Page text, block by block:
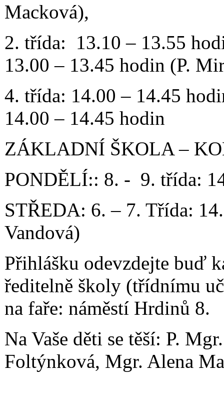
Macková),
2. třída: 13.10 – 13.55
13.00 – 13.45 hodin (P.
4. třída: 14.00 – 14.45
14.00 – 14.45 hodin
ZÁKLADNÍ ŠKOLA –
PONDĚLÍ:: 8. - 9. třída:
STŘEDA: 6. – 7. Třída:
Vandová)
Přihlášku odevzdejte buď
ředitelně školy (třídnímu
na faře: náměstí Hrdinů 8.
Na Vaše děti se těší: P.
Foltýnková, Mgr. Alena